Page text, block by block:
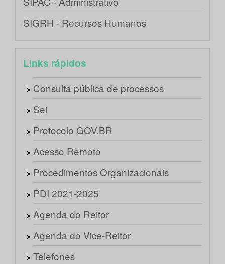
SIGRH - Recursos Humanos
Links rápidos
Consulta pública de processos
Sei
Protocolo GOV.BR
Acesso Remoto
Procedimentos Organizacionais
PDI 2021-2025
Agenda do Reitor
Agenda do Vice-Reitor
Telefones